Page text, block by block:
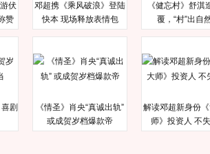
伏
赞
邓超携《乘风破浪》登陆
快本 现场释放表情包
《健忘村》舒淇
覆，“村”出自
剧
《情圣》肖央“真诚出轨”
或成贺岁档爆款帝
解读邓超新身份
师》投资人 不